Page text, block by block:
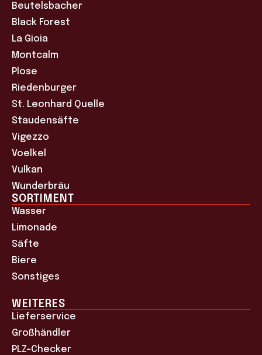
Beutelsbacher
Black Forest
La Gioia
Montcalm
Plose
Riedenburger
St. Leonhard Quelle
Staudensäfte
Vigezzo
Voelkel
Vulkan
Wunderbräu
SORTIMENT
Wasser
Limonade
Säfte
Biere
Sonstiges
WEITERES
Lieferservice
Großhändler
PLZ-Checker